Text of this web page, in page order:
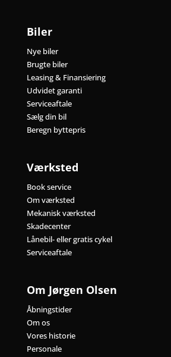
Biler
Nye biler
Brugte biler
Leasing & Finansiering
Udvidet garanti
Serviceaftale
Sælg din bil
Beregn byttepris
Værksted
Book service
Om værksted
Mekanisk værksted
Skadecenter
Lånebil- eller gratis cykel
Serviceaftale
Om Jørgen Olsen
Åbningstider
Om os
Vores historie
Personale